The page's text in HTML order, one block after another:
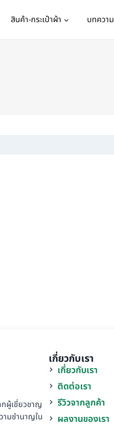
สินค้า-กระเป๋าผ้า บทความ
กผู้เชี่ยวชาญ
ามชำนาญใน
เกี่ยวกับเรา
เกี่ยวกับเรา
ติดต่อเรา
รีวิวจากลูกค้า
ผลงานของเรา